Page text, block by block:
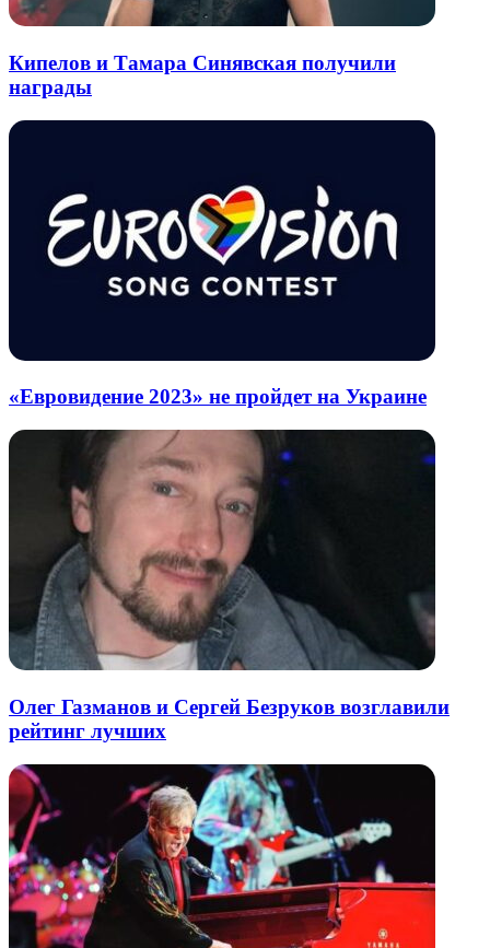
Кипелов и Тамара Синявская получили
награды
«Евровидение 2023» не пройдет на Украине
Олег Газманов и Сергей Безруков возглавили
рейтинг лучших